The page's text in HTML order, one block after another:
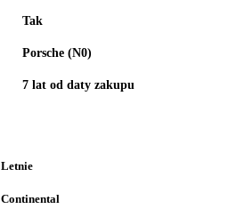
Tak
Porsche (N0)
7 lat od daty zakupu
Letnie
Continental